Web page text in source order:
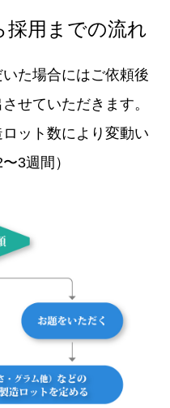
採用までの流れ
た場合にはご依頼後
せていただきます。
ット数により変動い
3週間）